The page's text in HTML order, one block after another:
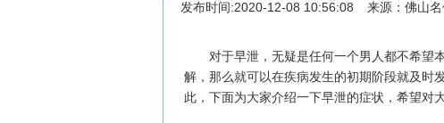
发布时间:2020-12-08 10:56:08 来源：佛山
对于早泄，无疑是任何一个男人都不希望
解，那么就可以在疾病发生的初期阶段就及时
此，下面为大家介绍一下早泄的症状，希望对